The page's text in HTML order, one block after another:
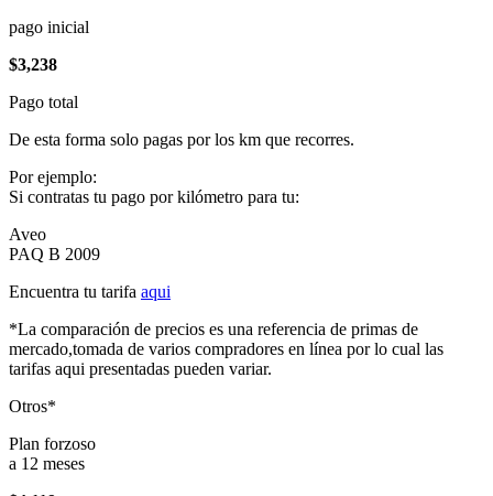
pago inicial
$3,238
Pago total
De esta forma solo pagas por los km que recorres.
Por ejemplo:
Si contratas tu pago por kilómetro para tu:
Aveo
PAQ B 2009
Encuentra tu tarifa aqui
*La comparación de precios es una referencia de primas de
mercado,tomada de varios compradores en línea por lo cual las
tarifas aqui presentadas pueden variar.
Otros*
Plan forzoso
a 12 meses